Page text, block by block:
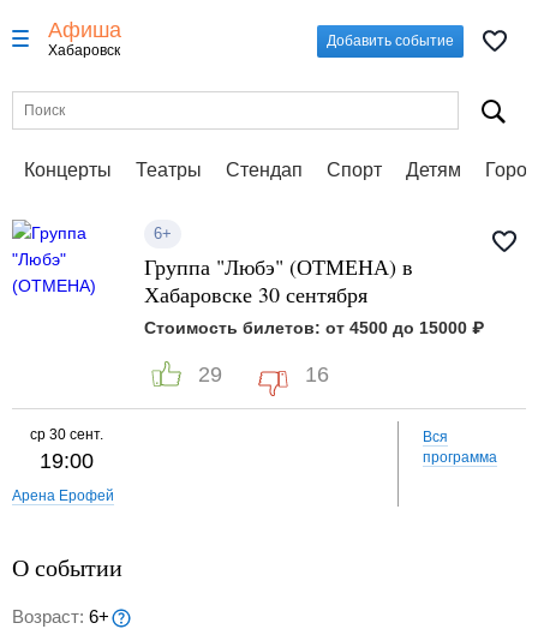
Афиша
Хабаровск
Добавить событие
Концерты Театры Стендап Спорт Детям
6+
Группа "Любэ" (ОТМЕНА) в
Хабаровске 30 сентября
Стоимость билетов: от 4500 до 15000 ₽
29 16
ср 30 сент.
19:00
Арена Ерофей
Вся
программа
О событии
Возраст: 6+